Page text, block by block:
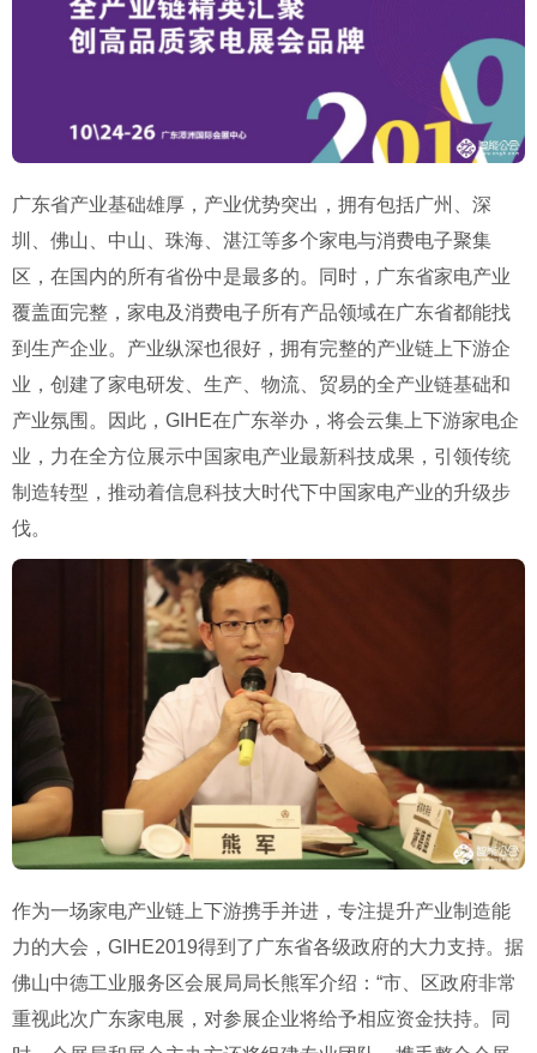
广东省产业基础雄厚，产业优势突出，拥有包括广州、深
圳、佛山、中山、珠海、湛江等多个家电与消费电子聚集
区，在国内的所有省份中是最多的。同时，广东省家电产业
覆盖面完整，家电及消费电子所有产品领域在广东省都能找
到生产企业。产业纵深也很好，拥有完整的产业链上下游企
业，创建了家电研发、生产、物流、贸易的全产业链基础和
产业氛围。因此，GIHE在广东举办，将会云集上下游家电企
业，力在全方位展示中国家电产业最新科技成果，引领传统
制造转型，推动着信息科技大时代下中国家电产业的升级步
伐。
作为一场家电产业链上下游携手并进，专注提升产业制造能
力的大会，GIHE2019得到了广东省各级政府的大力支持。据
佛山中德工业服务区会展局局长熊军介绍：“市、区政府非常
重视此次广东家电展，对参展企业将给予相应资金扶持。同